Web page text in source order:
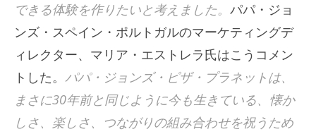
できる体験を作りたいと考えました。 パパ・ジョ
ンズ・スペイン・ポルトガルのマーケティングデ
ィレクター、マリア・エストレラ氏はこうコメン
トした。 パパ・ジョンズ・ピザ・プラネットは、
まさに30年前と同じように今も生きている、懐か
しさ、楽しさ、つながりの組み合わせを祝うため